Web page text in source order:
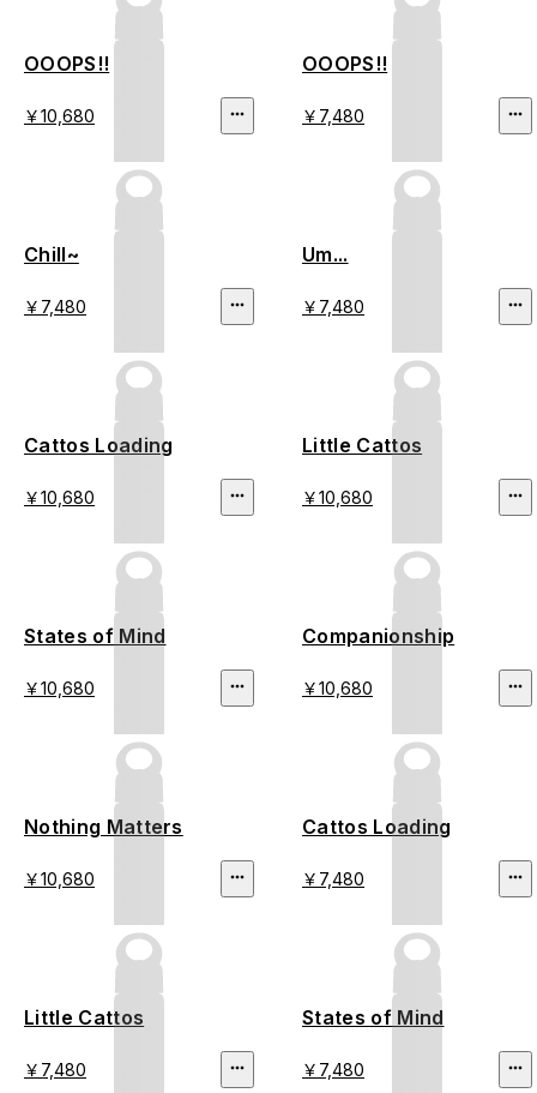
OOOPS!!
￥10,680
OOOPS!!
￥7,480
Chill~
￥7,480
Um...
￥7,480
Cattos Loading
￥10,680
Little Cattos
￥10,680
States of Mind
￥10,680
Companionship
￥10,680
Nothing Matters
￥10,680
Cattos Loading
￥7,480
Little Cattos
￥7,480
States of Mind
￥7,480